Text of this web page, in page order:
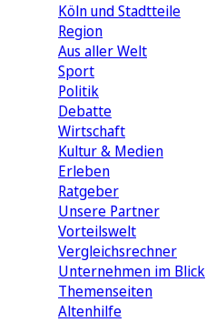
Köln und Stadtteile
Region
Aus aller Welt
Sport
Politik
Debatte
Wirtschaft
Kultur & Medien
Erleben
Ratgeber
Unsere Partner
Vorteilswelt
Vergleichsrechner
Unternehmen im Blick
Themenseiten
Altenhilfe